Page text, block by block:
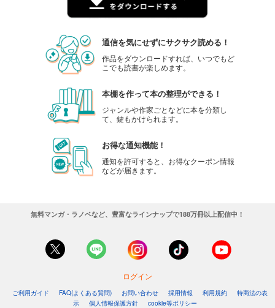
通信を気にせずにサクサク読める！
作品をダウンロードすれば、いつでもど
こでも読書が楽しめます。
本棚を作って本の整理ができる！
ジャンルや作家ごとなどに本を分類し
て、鍵もかけられます。
お得な通知機能！
通知を許可すると、お得なクーポン情報
などが届きます。
無料マンガ・ラノベなど、豊富なラインナップで188万冊以上配信中！
ログイン
ご利用ガイド FAQ(よくある質問) お問い合わせ 採用情報 利用規約
特商法の表
示
個人情報保護方針
cookie等ポリシー